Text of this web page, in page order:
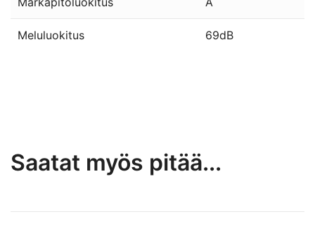
Meluluokitus 69dB
Saatat myös pitää...